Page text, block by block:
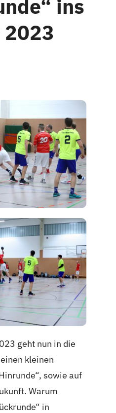
ins
geht nun in die
kleinen
sowie auf
Warum
in